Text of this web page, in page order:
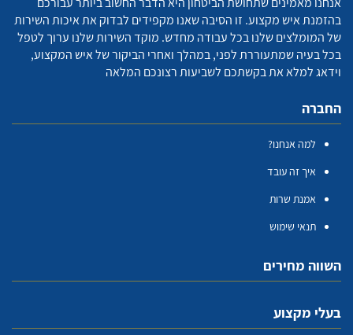
בהזמנת איש מקצוע. זו הסיבה שאנו מקפידים לבדוק את איכות השירות
של המומלצים שלנו בכל עבודה מחדש. מוקד השירות שלנו ערוך לטפל
בכל בעיה שמתעוררת לפני, במהלך ואחרי הביקור של איש המקצוע,
וידאג למלא את בקשתכם לשביעות רצונכם המלאה
החברה
למה אנחנו?
איך זה עובד
אמנת שרות
תנאי שימוש
השווה מחירים
בעלי מקצוע